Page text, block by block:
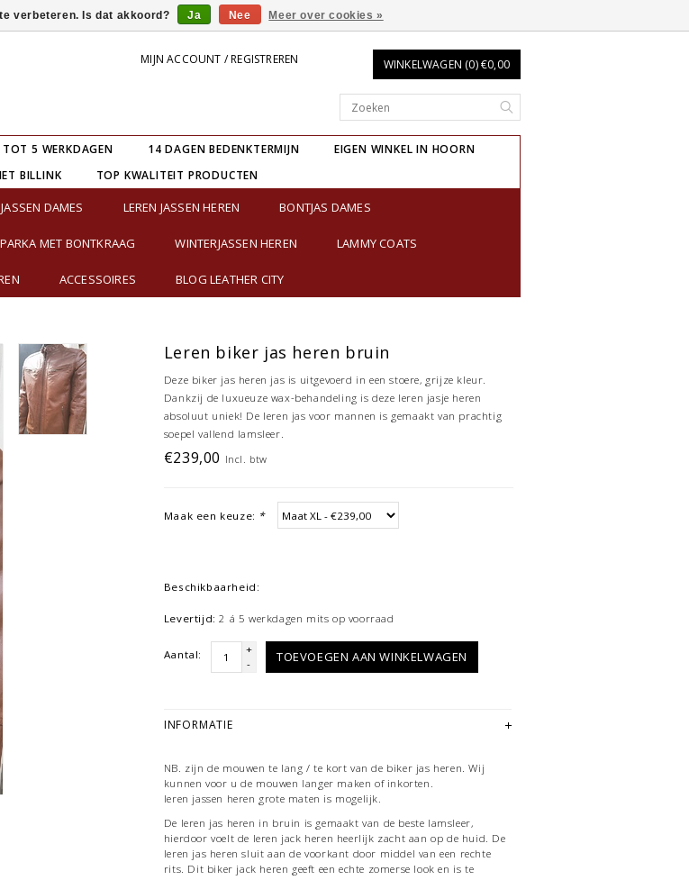
MIJN ACCOUNT / REGISTREREN WINKELWAGEN (0) €0,00
TOT 5 WERKDAGEN 14 DAGEN BEDENKTERMIJN
EIGEN WINKEL IN HOORN
BILLINK
TOP KWALITEIT PRODUCTEN
DAMES LEREN JASSEN HEREN BONTJAS DAMES
MET BONTKRAAG WINTERJASSEN HEREN LAMMY COATS
ACCESSOIRES BLOG LEATHER CITY
Leren biker jas heren bruin
Deze biker jas heren jas is uitgevoerd in een stoere, grijze kleur.
Dankzij de luxueuze wax-behandeling is deze leren jasje heren
absoluut uniek! De leren jas voor mannen is gemaakt van prachtig
soepel vallend lamsleer.
€239,00 Incl. btw
Maak een keuze: *
Beschikbaarheid:
Levertijd: 2 á 5 werkdagen mits op voorraad
Aantal:
+
-
TOEVOEGEN AAN WINKELWAGEN
INFORMATIE
NB. zijn de mouwen te lang / te kort van de biker jas heren. Wij
kunnen voor u de mouwen langer maken of inkorten.
leren jassen heren grote maten is mogelijk.
De leren jas heren in bruin is gemaakt van de beste lamsleer,
hierdoor voelt de leren jack heren heerlijk zacht aan op de huid. De
leren jas heren sluit aan de voorkant door middel van een rechte
rits. Dit biker jack heren geeft een echte zomerse look en is te
verbeteren. Is dat akkoord? Ja Nee Meer over cookies »